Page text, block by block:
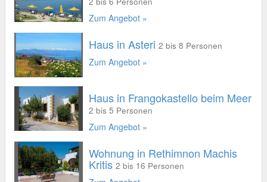
Zum Angebot »
Haus in Asteri 2 bis 8 Personen
Zum Angebot »
Haus in Frangokastello beim Meer
2 bis 5 Personen
Zum Angebot »
Wohnung in Rethimnon Machis
Kritis 2 bis 16 Personen